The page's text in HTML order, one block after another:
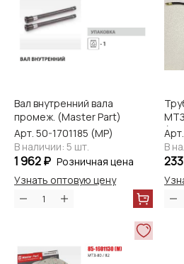
Вал внутренний вала
промеж. (Master Part)
Арт. 50-1701185 (МР)
В наличии: 5 шт.
1 962 ₽ Розничная цена
Узнать оптовую цену
В